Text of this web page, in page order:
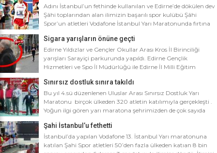
Adını İstanbul’un fethinde kullanılan ve Edirne’de dökülen dev
Şâhi toplarından alan ilimizin başarılı spor kulübü Şâhi
Spor’un atletleri Vodafone İstanbul Yarı Maratonunda fırtına
Vodafone İstanbul Yarı Maratonu’na ilimizden Şâhi Spor 5
sporcusuyla katıldı. Vodafone İstanbul Yarı Maratonu 10 bin
metre yarışına toplamda 4 bin […]
Sigara yarışların önüne geçti
Edirne Yıldızlar ve Gençler Okullar Arası Kros İl Birinciliği
yarışları Sarayiçi parkurunda yapıldı. Edirne Gençlik
Hizmetleri ve Spo İl Müdürlüğü ile Edirne İl Milli Eğitim
Birinciliği yarışları Sarayiçi parkurunda yapıldı. Oldukça soğuk
ve yağmurlu bir havada düzenlenen yarışlara katılımın
yoğun olması atletizm adına sevindirici bulunurken Atletizm
Federasyonu İl […]
Sınırsız dostluk sınıra takıldı
Bu yıl 4.sü düzenlenen Uluslar Arası Sınırsız Dostluk Yarı
Maratonu birçok ülkeden 320 atletin katılımıyla gerçekleşti .
Yoğun ilgi gören yarı maratona şehrimizden de çok sayıda
Ali Soydan tarafından yeni kurulmasına rağmen bir çok
branşta başarıdan başarıya koşan Edirne Al Kan Spor Kulübü
de […]
Şahi İstanbul’u fethetti
İstanbul’da yapılan Vodafone 13. İstanbul Yarı maratonuna
katılan Şahi Spor atletleri 50’den fazla ülkeden katıan 8 bin